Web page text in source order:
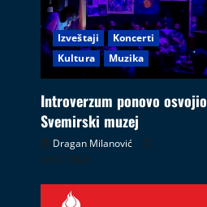
Izveštaji
Koncerti
Kultura
Muzika
Introverzum ponovo osvojio
Svemirski muzej
Dragan Milanović
28.07.2026